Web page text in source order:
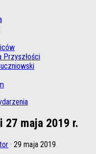
Przyszłości
27 maja 2019 r.
· 29 maja 2019